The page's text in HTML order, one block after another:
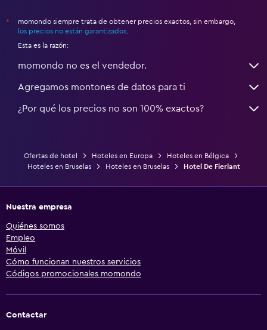
*
momondo siempre trata de obtener precios exactos, sin embargo,
los precios no están garantizados
Esta es la razón:
momondo no es el vendedor.
Agregamos montones de datos para ti
¿Por qué los precios no son 100% exactos?
Ofertas de hotel Hoteles en Europa
Hoteles en Bélgica
Hoteles en Bruselas
Hoteles en Bruselas Hotel De Fierlant
Nuestra empresa
Quiénes somos
Empleo
Móvil
Cómo funcionan nuestros servicios
Códigos promocionales momondo
Contactar